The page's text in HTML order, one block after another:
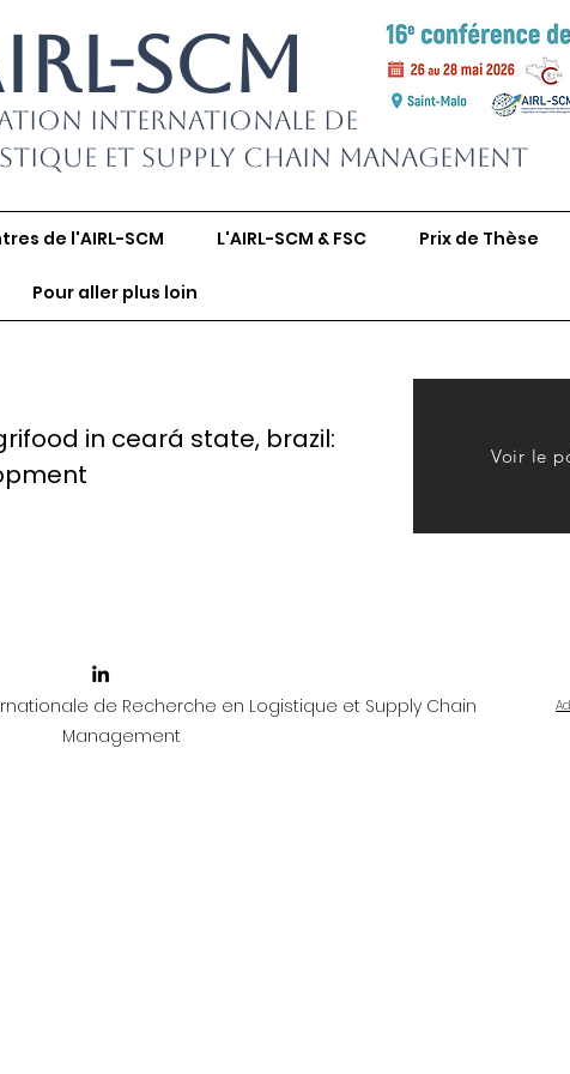
SCM
Internationale de
et Supply Chain Management
de l'AIRL-SCM L'AIRL-SCM & FSC Prix de Thèse
Pour aller plus loin
in ceará state, brazil:
Voir le
de Recherche en Logistique et Supply Chain
Management